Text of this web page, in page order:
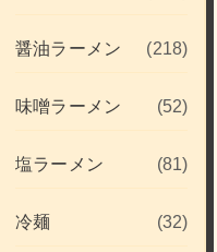
醤油ラーメン (218)
味噌ラーメン (52)
塩ラーメン (81)
冷麺 (32)